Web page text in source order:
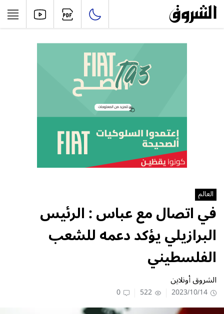
العالم
في اتصال مع عباس : الرئيس
البرازيلي يؤكد دعمه للشعب
الفلسطيني
الشروق أونلاين
2023/10/14
522
0